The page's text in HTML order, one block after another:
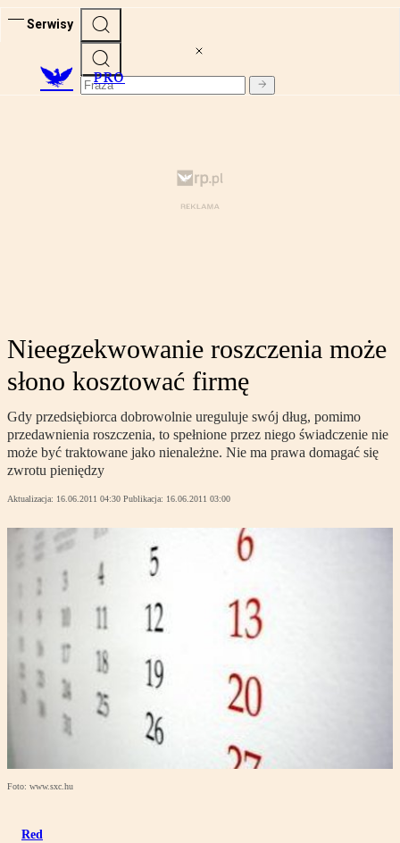
Serwisy
PRO
Nieegzekwowanie roszczenia może
słono kosztować firmę
Gdy przedsiębiorca dobrowolnie ureguluje swój dług, pomimo
przedawnienia roszczenia, to spełnione przez niego świadczenie nie
może być traktowane jako nienależne. Nie ma prawa domagać się
zwrotu pieniędzy
Aktualizacja: 16.06.2011 04:30 Publikacja: 16.06.2011 03:00
Foto: www.sxc.hu
Red